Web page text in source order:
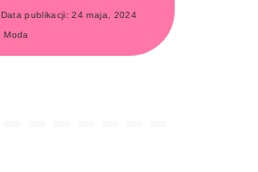
Data publikacji: 24 maja, 2024
Moda